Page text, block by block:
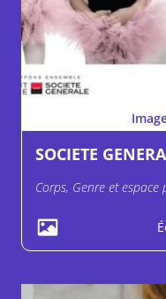
SOCIETE
Corps, Genre et espace